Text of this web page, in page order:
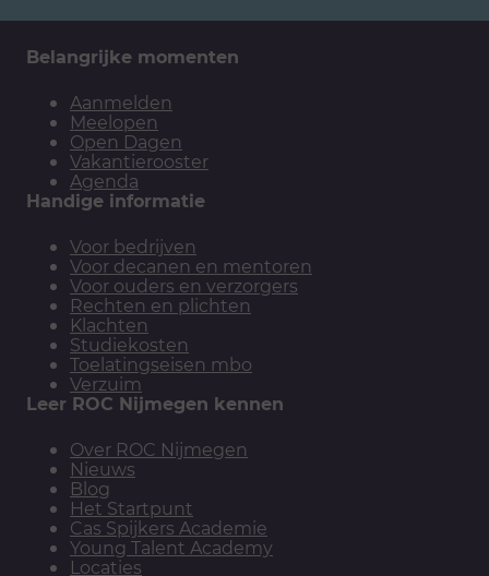
Belangrijke momenten
Aanmelden
Meelopen
Open Dagen
Vakantierooster
Agenda
Handige informatie
Voor bedrijven
Voor decanen en mentoren
Voor ouders en verzorgers
Rechten en plichten
Klachten
Studiekosten
Toelatingseisen mbo
Verzuim
Leer ROC Nijmegen kennen
Over ROC Nijmegen
Nieuws
Blog
Het Startpunt
Cas Spijkers Academie
Young Talent Academy
Locaties